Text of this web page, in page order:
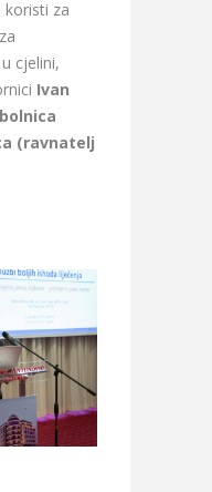
koristi za
cjelini,
Ivan
(ravnatelj